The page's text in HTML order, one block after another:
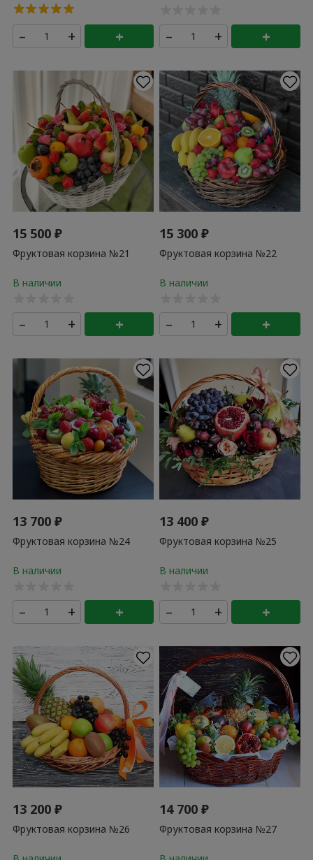
– + + – + +
15 500₽
Фруктовая корзина №21
– + +
15 300₽
Фруктовая корзина №22
– + +
13 700₽
Фруктовая корзина №24
– + +
13 400₽
Фруктовая корзина №25
– + +
13 200₽
Фруктовая корзина №26
14 700₽
Фруктовая корзина №27